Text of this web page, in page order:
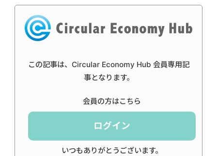
この記事は、Circular Economy Hub 会員専用記
事となります。
会員の方はこちら
ログイン
いつもありがとうございます。